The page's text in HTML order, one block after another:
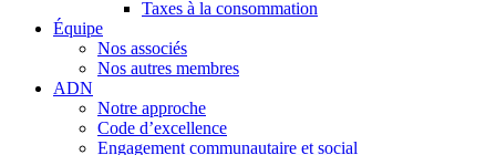
Taxes à la consommation
Équipe
Nos associés
Nos autres membres
ADN
Notre approche
Code d’excellence
Engagement communautaire et social